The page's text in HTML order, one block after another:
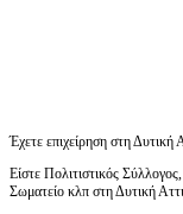
Έχετε επιχείρηση στη Δυτική
Είστε Πολιτιστικός
Σωματείο κλπ στη Δυτική